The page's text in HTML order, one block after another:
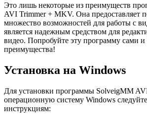
Это лишь некоторые из преимуществ
AVI Trimmer + MKV. Она предоставляет
множество возможностей для работы с
является надежным средством для
видео. Попробуйте эту программу сами и
преимущества!
Установка на Windows
Для установки программы SolveigMM
операционную систему Windows
инструкциям: